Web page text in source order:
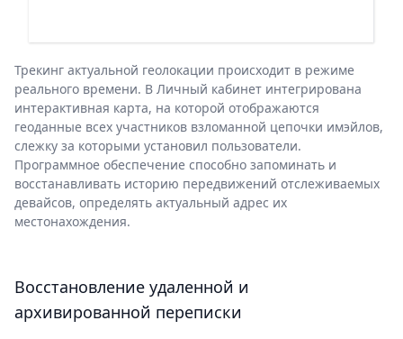
Трекинг актуальной геолокации происходит в режиме
реального времени. В Личный кабинет интегрирована
интерактивная карта, на которой отображаются
геоданные всех участников взломанной цепочки имэйлов,
слежку за которыми установил пользователи.
Программное обеспечение способно запоминать и
восстанавливать историю передвижений отслеживаемых
девайсов, определять актуальный адрес их
местонахождения.
Восстановление удаленной и
архивированной переписки